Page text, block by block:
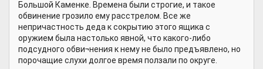
Большой Каменке. Времена были строгие, и такое
обвинение грозило ему расстрелом. Все же
непричастность деда к сокрытию этого ящика с
оружием была настолько явной, что какого-либо
подсудного обви¬нения к нему не было предъявлено, но
порочащие слухи долгое время ползали по округе.